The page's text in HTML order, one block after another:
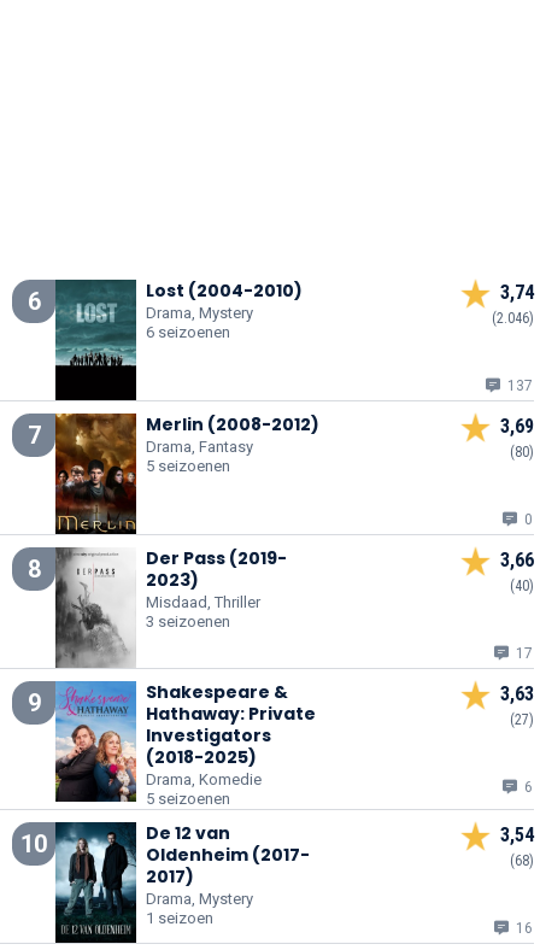
6 Lost (2004-2010)
Drama, Mystery
6 seizoenen
3,74
(2.046)
137
7 Merlin (2008-2012)
Drama, Fantasy
5 seizoenen
3,69
(80)
0
8
Der Pass (2019-
2023)
Misdaad, Thriller
3 seizoenen
3,66
(40)
17
9
Shakespeare &
Hathaway: Private
Investigators
(2018-2025)
Drama, Komedie
5 seizoenen
3,63
(27)
6
10
De 12 van
Oldenheim (2017-
2017)
Drama, Mystery
1 seizoen
3,54
(68)
16